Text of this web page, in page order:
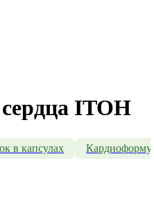
ITOH
в капсулах